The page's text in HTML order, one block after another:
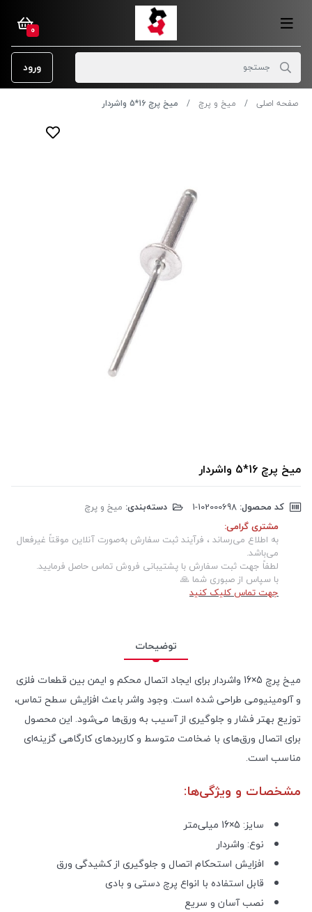
0
ورود
صفحه اصلی میخ و پرچ میخ پرچ 16*5 واشردار
میخ پرچ 16*5 واشردار
کد محصول: دسته‌بندی: میخ و پرچ
مشتری گرامی:
به اطلاع می‌رساند ، فرآیند ثبت سفارش به‌صورت آنلاین موقتاً غیرفعال
می‌باشد.
لطفاً جهت ثبت سفارش با پشتیبانی فروش تماس حاصل فرمایید.
با سپاس از صبوری شما 🙏
جهت تماس کلیک کنید
توضیحات
میخ پرچ 5×16 واشردار برای ایجاد اتصال محکم و ایمن بین قطعات فلزی
و آلومینیومی طراحی شده است. وجود واشر باعث افزایش سطح تماس،
توزیع بهتر فشار و جلوگیری از آسیب به ورق‌ها می‌شود. این محصول
برای اتصال ورق‌های با ضخامت متوسط و کاربردهای کارگاهی گزینه‌ای
مناسب است.
مشخصات و ویژگی‌ها:
سایز: 5×16 میلی‌متر
نوع: واشردار
افزایش استحکام اتصال و جلوگیری از کشیدگی ورق
قابل استفاده با انواع پرچ دستی و بادی
نصب آسان و سریع